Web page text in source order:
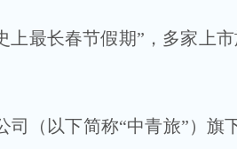
上最长春节假期”，多家上
（以下简称“中青旅”）旗